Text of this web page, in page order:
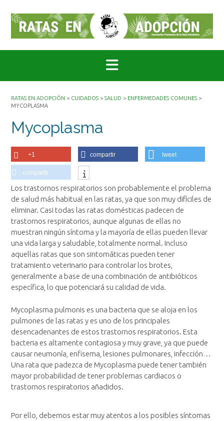
contenido
RATAS EN ADOPCIÓN > CUIDADOS > SALUD > ENFERMEDADES COMUNES >
MYCOPLASMA
Mycoplasma
+1 compartir tweet
compartir
Los trastornos respiratorios son probablemente el problema
de salud más habitual en las ratas, ya que son muy difíciles de
eliminar. Casi todas las ratas domésticas padecen de
trastornos respiratorios, aunque algunas de ellas no
muestran ningún síntoma y la mayoría de ellas pueden llevar
una vida larga y saludable, totalmente normal. Incluso
aquellas ratas que son sintomáticas pueden tener
tratamiento veterinario para controlar los brotes,
generalmente a base de una combinación de antibióticos
específica, lo que potenciará su calidad de vida.
Mycoplasma pulmonis es una bacteria que se aloja en los
pulmones de las ratas y es uno de los principales
desencadenantes de estos trastornos respiratorios. Esta
bacteria es altamente contagiosa y muy grave, ya que puede
causar neumonía, enfisema, lesiones pulmonares, infección…
Una rata que padezca de Mycoplasma puede tener también
mayor probabilidad de tener problemas cardiacos o
trastornos respiratorios añadidos.
Por ello, debemos estar muy atentos a los posibles síntomas